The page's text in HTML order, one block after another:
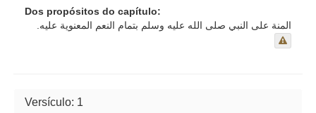
Dos propósitos do capítulo:
المنة على النبي صلى الله عليه وسلم بتمام النعم المعنوية عليه.
Versículo: 1